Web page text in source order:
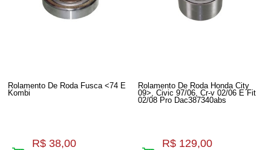
Rolamento De Roda Fusca <74 E
Kombi
R$ 38,00
Rolamento De Roda Honda City
09>, Civic 97/06, Cr-v 02/06 E Fit
02/08 Pro Dac387340abs
R$ 129,00